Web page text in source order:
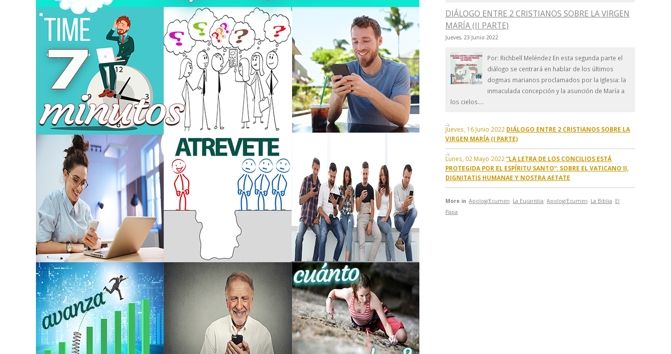
DIÁLOGO ENTRE 2 CRISTIANOS SOBRE LA VIRGEN
MARÍA (II PARTE)
Jueves, 23 Junio 2022
Por: Richbell Meléndez En esta segunda parte el
diálogo se centrará en hablar de los últimos
dogmas marianos proclamados por la Iglesia: la
inmaculada concepción y la asunción de María a
los cielos....
Jueves, 16 Junio 2022 DIÁLOGO ENTRE 2 CRISTIANOS SOBRE LA
VIRGEN MARÍA (I PARTE)
Lunes, 02 Mayo 2022 “LA LETRA DE LOS CONCILIOS ESTÁ
PROTEGIDA POR EL ESPÍRITU SANTO”: SOBRE EL VATICANO II,
DIGNITATIS HUMANAE Y NOSTRA AETATE
More in Apolog/Ecumen La Eucaristia Apolog/Ecumen La Biblia El
Papa